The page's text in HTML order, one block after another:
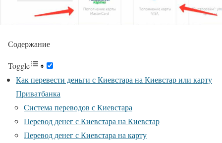
Содержание
Toggle
Как перевести деньги с Киевстара на Киевстар или карту
Приватбанка
Система переводов с Киевстара
Перевод денег с Киевстара на Киевстар
Перевод денег с Киевстара на карту